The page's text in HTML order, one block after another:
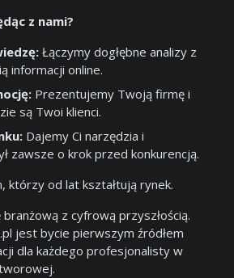
z nami?
Łączymy dogłębne analizy z
informacji online.
Prezentujemy Twoją firmę i
są Twoi klienci.
Dajemy Ci narzędzia i
zawsze o krok przed konkurencją.
którzy od lat kształtują rynek.
z cyfrową przyszłością.
jest bycie pierwszym źródłem
dla każdego profesjonalisty w